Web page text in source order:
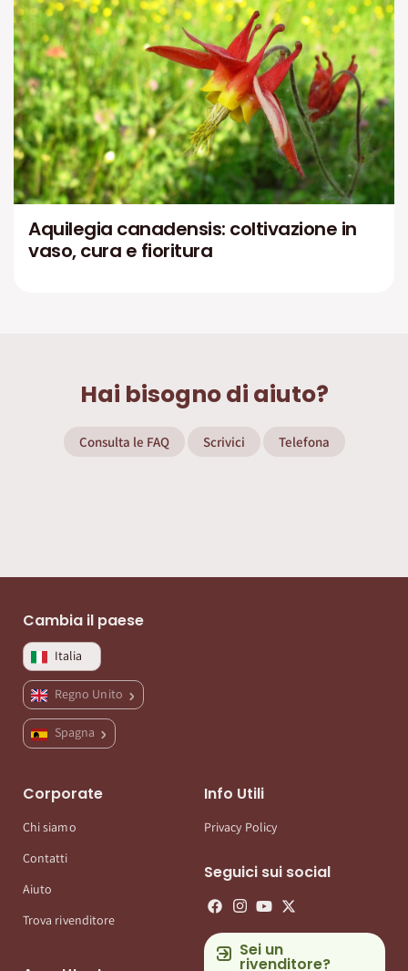
Aquilegia canadensis: coltivazione in
vaso, cura e fioritura
Hai bisogno di aiuto?
Consulta le FAQ Scrivici Telefona
Cambia il paese
Italia
Regno Unito
Spagna
Corporate
Chi siamo
Contatti
Aiuto
Trova rivenditore
Info Utili
Privacy Policy
Seguici sui social
Sei un
rivenditore?